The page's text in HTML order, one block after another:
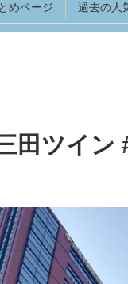
めページ 過去の人
田ツイン